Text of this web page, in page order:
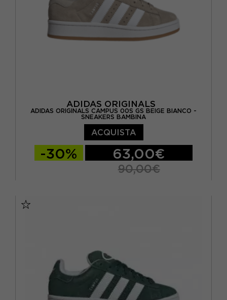
ADIDAS ORIGINALS
ADIDAS ORIGINALS CAMPUS 00S GS BEIGE BIANCO -
SNEAKERS BAMBINA
ACQUISTA
-30% 63,00€
90,00€